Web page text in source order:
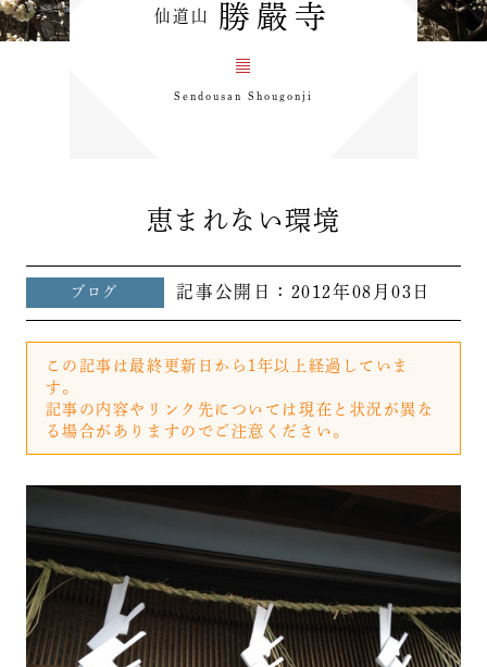
仙道山 勝嚴寺
Sendousan Shougonji
恵まれない環境
ブログ 記事公開日： 2012年08月03日
この記事は最終更新日から1年以上経過していま
す。
記事の内容やリンク先については現在と状況が異な
る場合がありますのでご注意ください。